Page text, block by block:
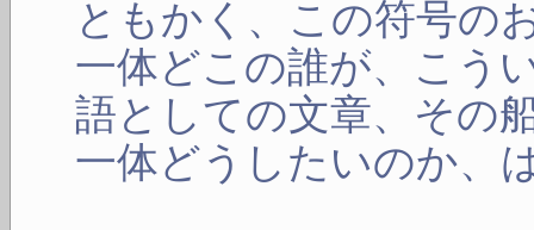
ともかく、この符号の
一体どこの誰が、こう
語としての文章、その
一体どうしたいのか、